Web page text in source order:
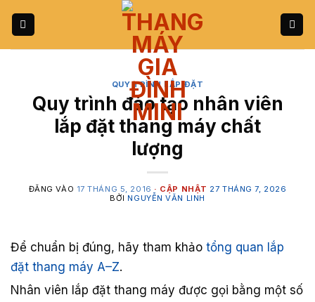
QUY TRÌNH LẮP ĐẶT
Quy trình đào tạo nhân viên
lắp đặt thang máy chất
lượng
ĐĂNG VÀO 17 THÁNG 5, 2016
27 THÁNG 7, 2026
BỞI NGUYỄN VĂN LINH
Để chuẩn bị đúng, hãy tham khảo tổng quan lắp
đặt thang máy A–Z.
Nhân viên lắp đặt thang máy được gọi bằng một số